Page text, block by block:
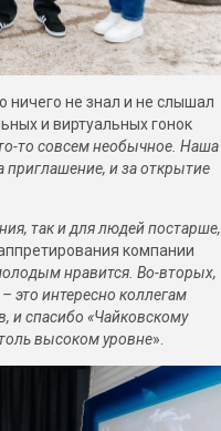
ничего не знал и не слышал
и виртуальных гонок
то совсем необычное. Наша
приглашение, и за открытие
так и для людей постарше,
компании
нравится. Во-вторых,
это интересно коллегам
и спасибо «Чайковскому
высоком уровне».